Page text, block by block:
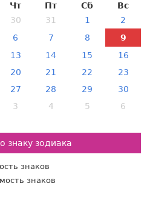
Чт Пт Сб
Вс
30 31 1
2
6 7 8
9
13 14 15
16
20 21 22
23
27 28 29
30
3 4 5 6
знаку зодиака
знаков
знаков